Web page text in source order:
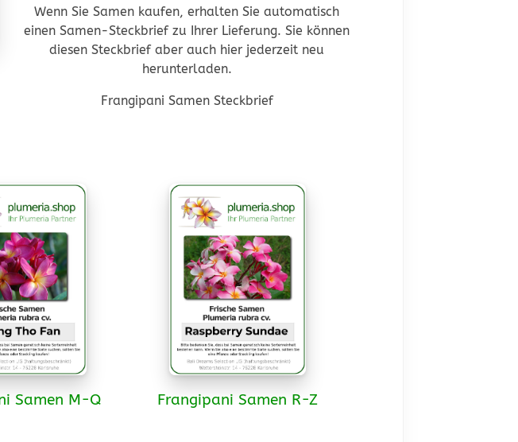
Wenn Sie Samen kaufen, erhalten Sie automatisch
einen Samen-Steckbrief zu Ihrer Lieferung. Sie können
diesen Steckbrief aber auch hier jederzeit neu
herunterladen.
Frangipani Samen Steckbrief
Samen M-Q Frangipani Samen R-Z